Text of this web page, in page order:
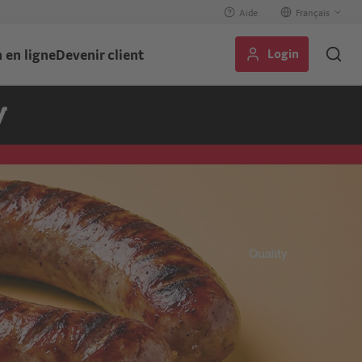
Aide
Select
your
language
en ligneDevenir client Login